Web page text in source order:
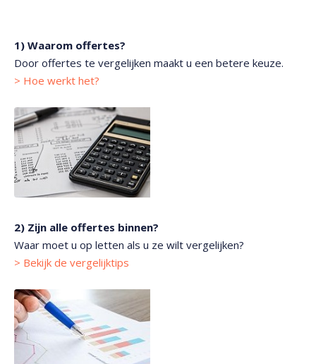
1) Waarom offertes?
Door offertes te vergelijken maakt u een betere keuze.
> Hoe werkt het?
2) Zijn alle offertes binnen?
Waar moet u op letten als u ze wilt vergelijken?
> Bekijk de vergelijktips